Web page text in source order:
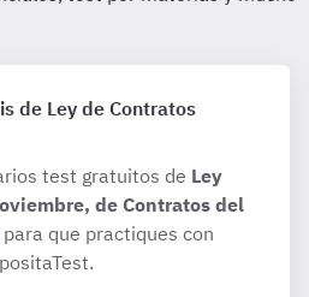
de Ley de Contratos
test gratuitos de Ley
de Contratos del
que practiques con